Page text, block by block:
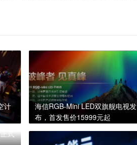
计
海信RGB-Mini LED双旗舰电视发
布，首发售价15999元起
式